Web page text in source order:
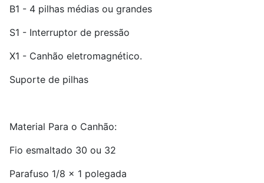
B1 - 4 pilhas médias ou grandes
S1 - Interruptor de pressão
X1 - Canhão eletromagnético.
Suporte de pilhas
Material Para o Canhão:
Fio esmaltado 30 ou 32
Parafuso 1/8 x 1 polegada